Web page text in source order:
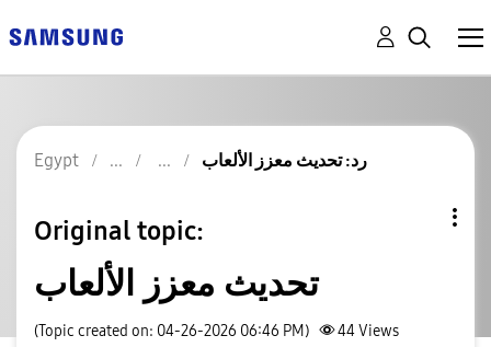
Egypt رد: تحديث معزز الألعاب
Original topic:
تحديث معزز الألعاب
(Topic created on: 04-26-2026 06:46 PM) 44Views